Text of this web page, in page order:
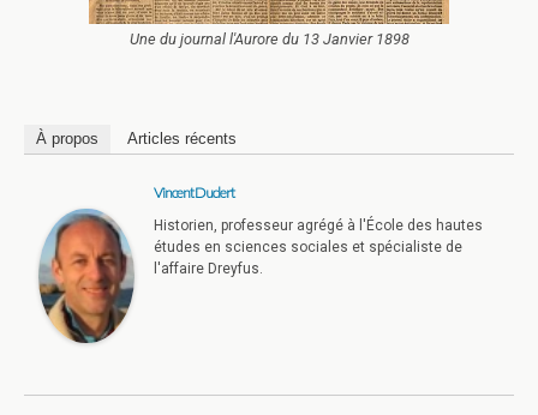
Une du journal l'Aurore du 13 Janvier 1898
À propos Articles récents
Vincent Duclert
Historien, professeur agrégé à l'École des hautes
études en sciences sociales et spécialiste de
l'affaire Dreyfus.